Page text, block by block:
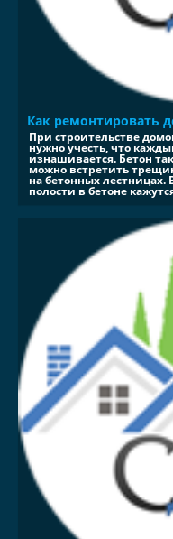
Как ремонтировать
При строительстве
нужно учесть, что
изнашивается. Бетон
можно встретить
на бетонных
полости в бетоне